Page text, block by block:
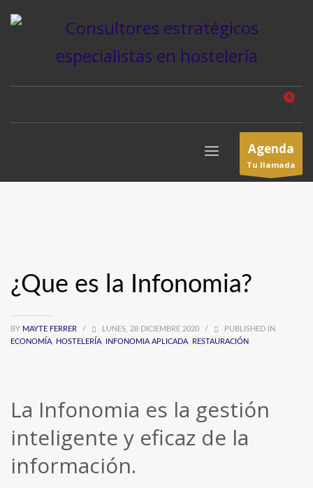
Agenda
Tu llamada
¿Que es la Infonomia?
BY MAYTE FERRER / LUNES, 28 DICIEMBRE 2020 /
PUBLISHED IN
ECONOMÍA
HOSTELERÍA INFONOMIA APLICADA RESTAURACIÓN
La Infonomia es la gestión
inteligente y eficaz de la
información.